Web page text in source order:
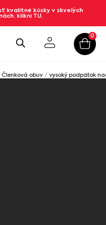
kvalitné kúsky v skvelých
klikni TU.
0
Členková obuv / vysoký podpätok